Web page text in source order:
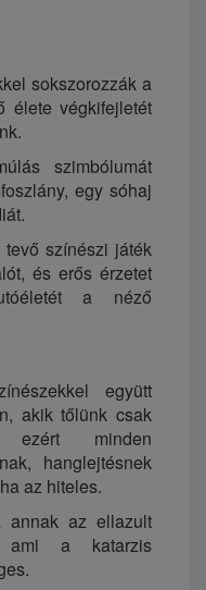
sokszorozzák a
élete végkifejletét
szimbólumát
egy sóhaj
színészi játék
és erős érzetet
a néző
együtt
akik tőlünk csak
ezért minden
hanglejtésnek
az hiteles.
annak az ellazult
ami a katarzis